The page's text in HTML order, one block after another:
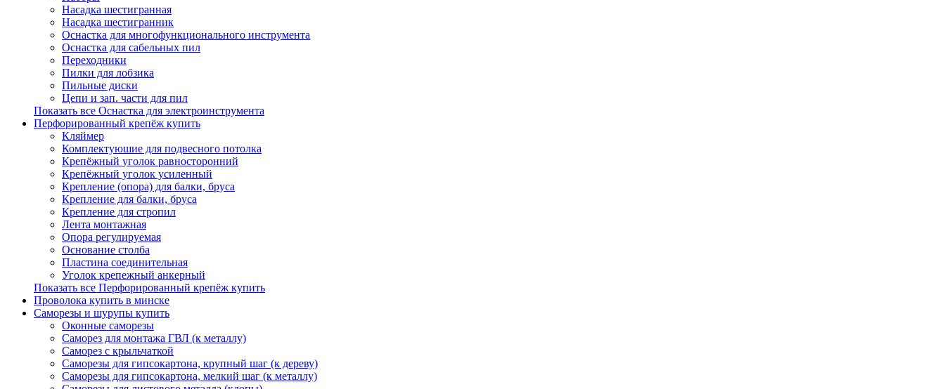
Насадка шестигранная
Насадка шестигранник
Оснастка для многофункционального инструмента
Оснастка для сабельных пил
Переходники
Пилки для лобзика
Пильные диски
Цепи и зап. части для пил
Показать все Оснастка для электроинструмента
Перфорированный крепёж купить
Кляймер
Комплектуюшие для подвесного потолка
Крепёжный уголок равносторонний
Крепёжный уголок усиленный
Крепление (опора) для балки, бруса
Крепление для балки, бруса
Крепление для стропил
Лента монтажная
Опора регулируемая
Основание столба
Пластина соединительная
Уголок крепежный анкерный
Показать все Перфорированный крепёж купить
Проволока купить в минске
Саморезы и шурупы купить
Оконные саморезы
Саморез для монтажа ГВЛ (к металлу)
Саморез с крыльчаткой
Саморезы для гипсокартона, крупный шаг (к дереву)
Саморезы для гипсокартона, мелкий шаг (к металлу)